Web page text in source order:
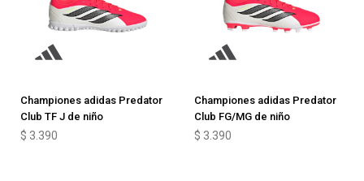
Championes adidas Predator
Club TF J de niño
$ 3.390
Championes adidas Predator
Club FG/MG de niño
$ 3.390